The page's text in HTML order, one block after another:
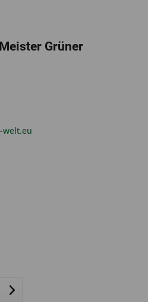
Grüner
welt.eu